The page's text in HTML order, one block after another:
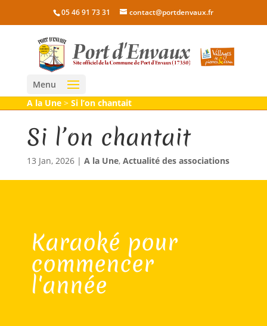
05 46 91 73 31 contact@portdenvaux.fr
Menu
A la Une> Si l’on chantait
Si l’on chantait
13 Jan, 2026| A la Une, Actualité des associations
Karaoké pour
commencer
l'année